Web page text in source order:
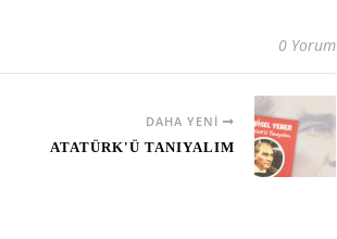
0 Yorum
DAHA YENI
ATATÜRK'Ü TANIYALIM